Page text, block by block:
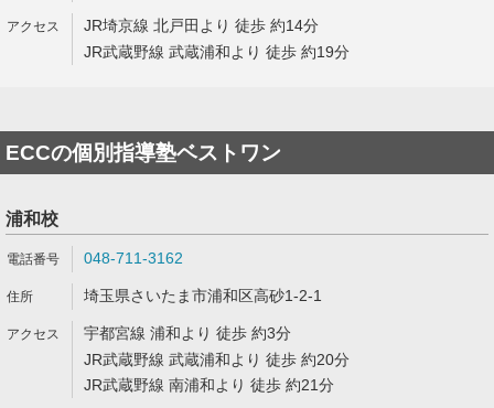
JR埼京線 北戸田より 徒歩 約14分
JR武蔵野線 武蔵浦和より 徒歩 約19分
ECCの個別指導塾ベストワン
浦和校
048-711-3162
埼玉県さいたま市浦和区高砂1-2-1
宇都宮線 浦和より 徒歩 約3分
JR武蔵野線 武蔵浦和より 徒歩 約20分
JR武蔵野線 南浦和より 徒歩 約21分